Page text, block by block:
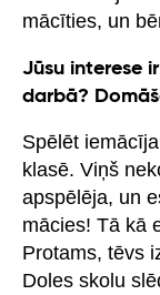
mācīties, un
Jūsu interese
darbā?
Spēlēt
klasē. Viņš
apspēlēja, un
mācies! Tā kā
Protams, tēvs
Doles skolu